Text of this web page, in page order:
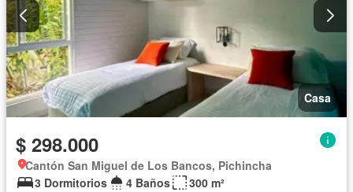
Casa
$ 298.000
Cantón San Miguel de Los Bancos, Pichincha
3 Dormitorios
4 Baños
300 m²